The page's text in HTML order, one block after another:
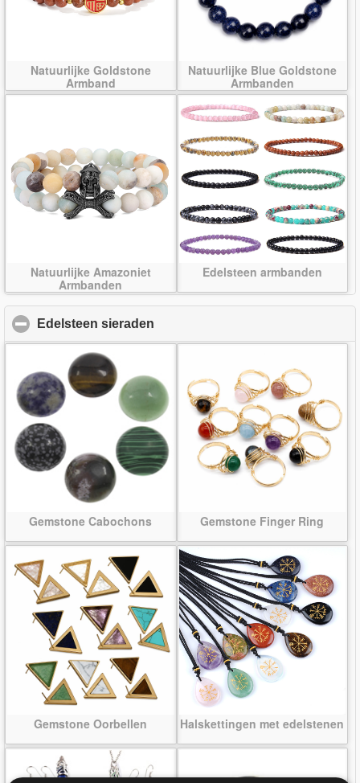
Natuurlijke Goldstone
Armband
Natuurlijke Blue Goldstone
Armbanden
Natuurlijke Amazoniet
Armbanden
Edelsteen armbanden
Edelsteen sieraden
Gemstone Cabochons Gemstone Finger Ring
Gemstone Oorbellen Halskettingen met edelstenen